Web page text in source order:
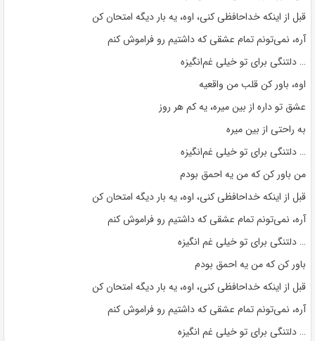
قبل از اینکه خداحافظی کنی، اوه، یه بار دیگه امتحان کن
آره، نمی‌تونم تمام عشقی که داشتیم رو فراموش کنم
… دلتنگی برای تو خیلی غم‌انگیزه
اوه، باور کن قلب من واقعیه
عشق تو داره از بین میره، یه کم هر روز
به راحتی از بین میره
… دلتنگی برای تو خیلی غم‌انگیزه
من باور کن که من یه احمق بودم
قبل از اینکه خداحافظی کنی، اوه، یه بار دیگه امتحان کن
آره، نمی‌تونم تمام عشقی که داشتیم رو فراموش کنم
… دلتنگی برای تو خیلی غم انگیزه
باور کن که من یه احمق بودم
قبل از اینکه خداحافظی کنی، اوه، یه بار دیگه امتحان کن
آره، نمی‌تونم تمام عشقی که داشتیم رو فراموش کنم
… دلتنگی برای تو خیلی غم انگیزه